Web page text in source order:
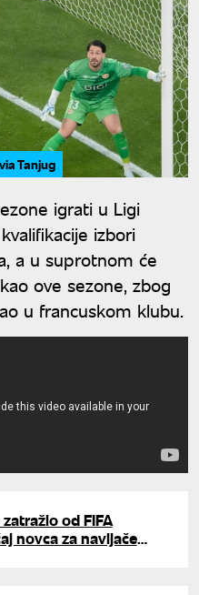
Tanjug
igrati u Ligi
izbori
a u suprotnom će
ove sezone, zbog
u francuskom klubu.
od FIFA
novca za navijače